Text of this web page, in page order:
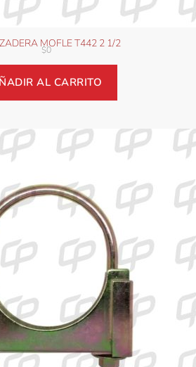
MOFLE T442 2 1/2
$0
AL CARRITO